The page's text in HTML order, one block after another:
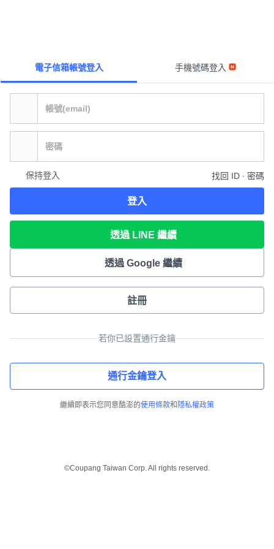
電子信箱帳號登入 手機號碼登入
保持登入 找回 ID ∙ 密碼
登入
透過 LINE 繼續
透過 Google 繼續
註冊
若你已設置通行金鑰
通行金鑰登入
繼續即表示您同意酷澎的使用條款和 隱私權政策
©Coupang Taiwan Corp. All rights reserved.